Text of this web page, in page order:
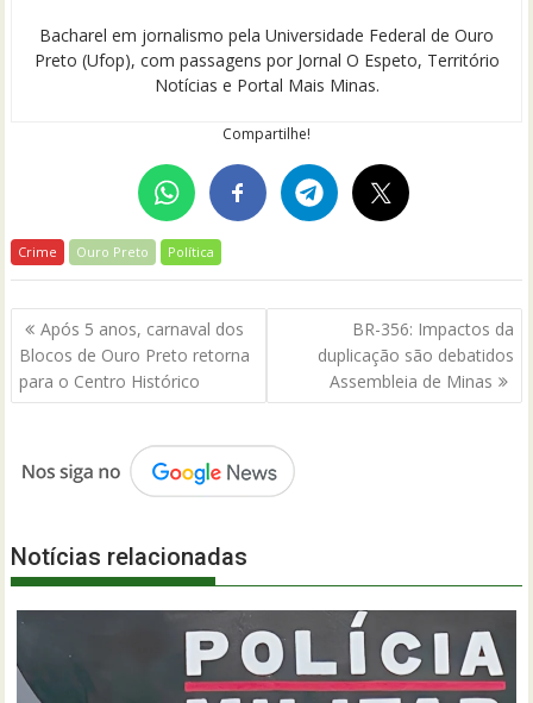
Bacharel em jornalismo pela Universidade Federal de Ouro
Preto (Ufop), com passagens por Jornal O Espeto, Território
Notícias e Portal Mais Minas.
Compartilhe!
Crime Ouro Preto Política
Navegação
de
Post
Após 5 anos, carnaval dos
Blocos de Ouro Preto retorna
para o Centro Histórico
BR-356: Impactos da
duplicação são debatidos
Assembleia de Minas
Notícias relacionadas